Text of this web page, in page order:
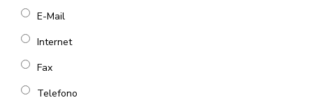
E-Mail
Internet
Fax
Telefono